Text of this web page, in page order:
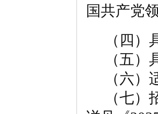
国共产党
（四
（五
（六
（七